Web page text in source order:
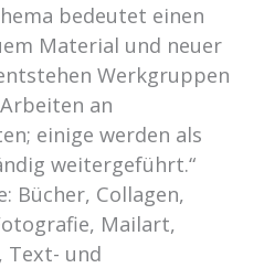
bedeutet einen
Material und neuer
Werkgruppen
an
einige werden als
weitergeführt.“
Bücher, Collagen,
Mailart,
Text- und